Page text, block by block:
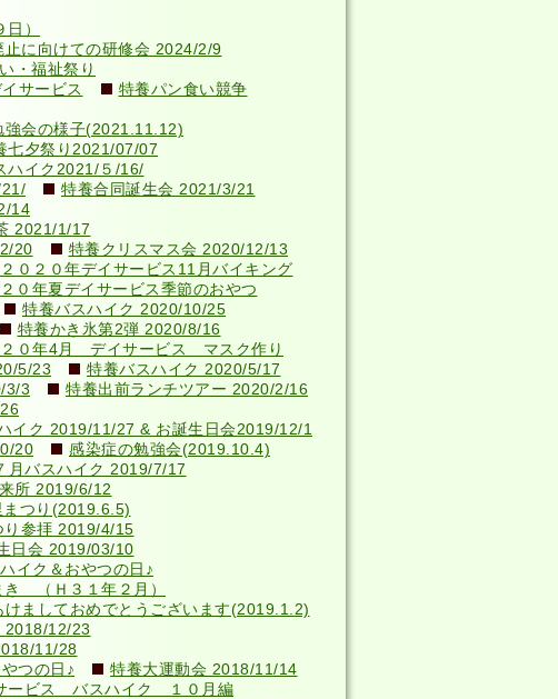
）
に向けての研修会 2024/2/9
・福祉祭り
サービス
特養パン食い競争
強会の様子(2021.11.12)
七夕祭り2021/07/07
ハイク2021/５/16/
特養合同誕生会 2021/3/21
14
2021/1/17
20
特養クリスマス会 2020/12/13
２０２０年デイサービス11月バイキング
０年夏デイサービス季節のおやつ
特養バスハイク 2020/10/25
特養かき氷第2弾 2020/8/16
２０年4月 デイサービス マスク作り
5/23
特養バスハイク 2020/5/17
3/3
特養出前ランチツアー 2020/2/16
イク 2019/11/27 & お誕生日会2019/12/1
20
感染症の勉強会(2019.10.4)
月バスハイク 2019/7/17
所 2019/6/12
つり(2019.6.5)
り参拝 2019/4/15
日会 2019/03/10
イク＆おやつの日♪
（Ｈ３１年２月）
けましておめでとうございます(2019.1.2)
2018/12/23
11/28
つの日♪
特養大運動会 2018/11/14
ービス バスハイク １０月編